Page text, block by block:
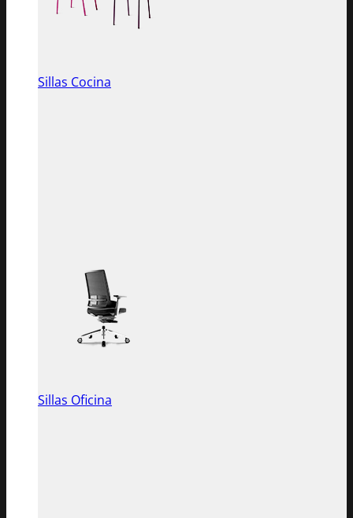
Sillas Cocina
Sillas Oficina